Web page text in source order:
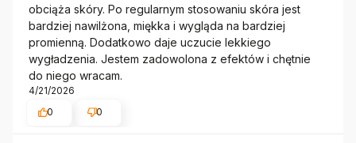
obciąża skóry. Po regularnym stosowaniu skóra jest
bardziej nawilżona, miękka i wygląda na bardziej
promienną. Dodatkowo daje uczucie lekkiego
wygładzenia. Jestem zadowolona z efektów i chętnie
do niego wracam.
4/21/2026
0
0